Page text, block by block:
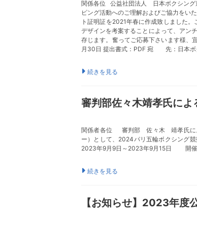
関係各位 公益社団法人 日本ボクシ
ピング活動へのご理解およびご協力をい
ト証明証を2021年春に作成致しました
デザインを考案することによって、アン
存じます。奮ってご応募下さいます様
月30日 提出書式：PDF 宛 先：日本
続きを見る
審判部佐々木靖孝氏に
関係者各位 審判部 佐々木 靖孝氏によ
ー）として、2024パリ五輪ボクシン
2023年9月9日～2023年9月15日
続きを見る
【お知らせ】2023年度